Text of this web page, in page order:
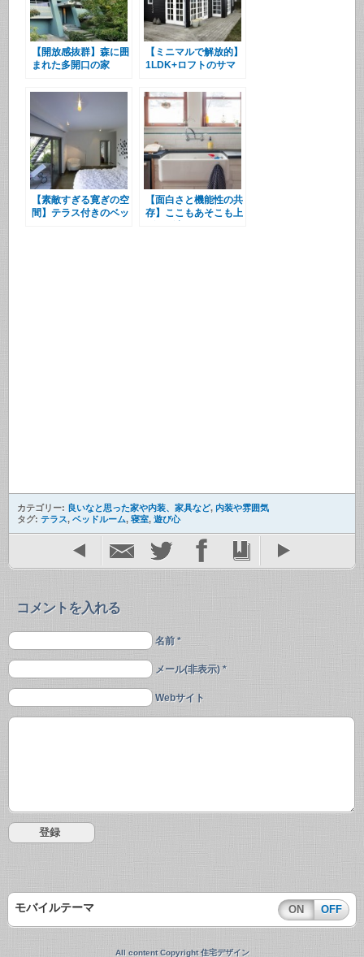
【開放感抜群】森に囲
まれた多開口の家
【ミニマルで解放的】
1LDK+ロフトのサマ
【素敵すぎる寛ぎの空
間】テラス付きのベッ
【面白さと機能性の共
存】ここもあそこも上
カテゴリー: 良いなと思った家や内装、家具など, 内装や雰囲気
タグ: テラス, ベッドルーム, 寝室, 遊び心
コメントを入れる
名前 *
メール(非表示) *
Webサイト
モバイルテーマ ON OFF
All content Copyright 住宅デザイン